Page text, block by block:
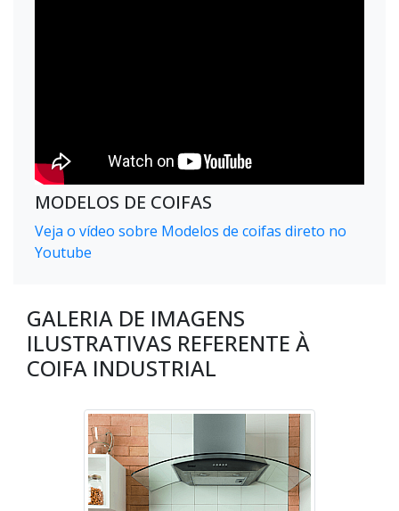
MODELOS DE COIFAS
Veja o vídeo sobre Modelos de coifas direto no
Youtube
GALERIA DE IMAGENS
ILUSTRATIVAS REFERENTE À
COIFA INDUSTRIAL